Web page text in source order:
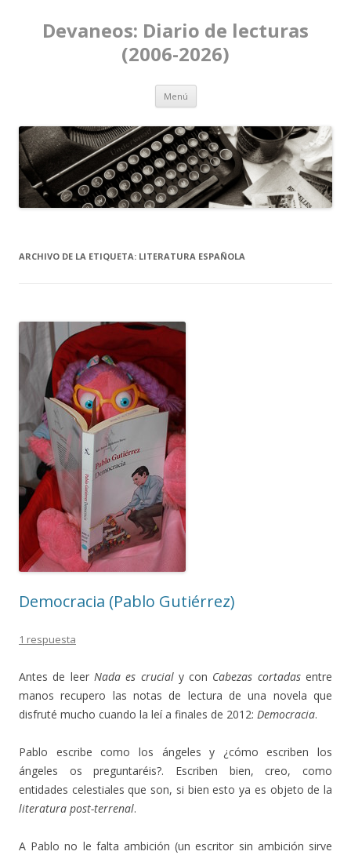
Devaneos: Diario de lecturas
(2006-2026)
Menú Ir al contenido
ARCHIVO DE LA ETIQUETA: LITERATURA ESPAÑOLA
Democracia (Pablo Gutiérrez)
1 respuesta
Antes de leer Nada es crucialy con Cabezas cortadasentre
manos recupero las notas de lectura de una novela que
disfruté mucho cuando la leí a finales de 2012: Democracia.
Pablo escribe como los ángeles y ¿cómo escriben los
ángeles os preguntaréis?. Escriben bien, creo, como
entidades celestiales que son, si bien esto ya es objeto de la
literatura post-terrenal.
A Pablo no le falta ambición (un escritor sin ambición sirve